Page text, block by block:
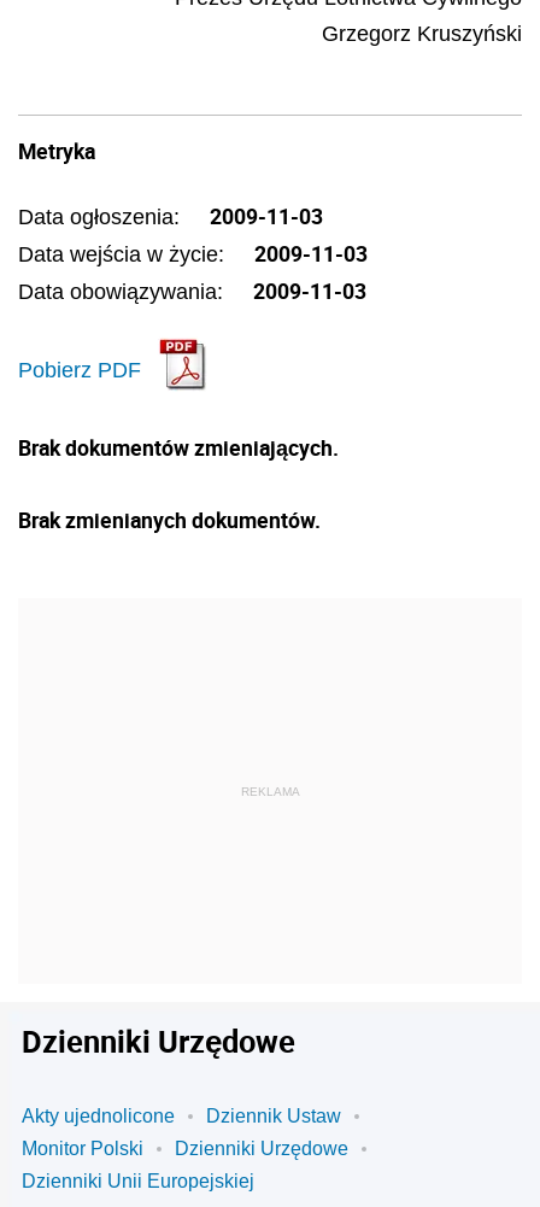
Grzegorz Kruszyński
Metryka
Data ogłoszenia: 2009-11-03
Data wejścia w życie: 2009-11-03
Data obowiązywania: 2009-11-03
Pobierz PDF
Brak dokumentów zmieniających.
Brak zmienianych dokumentów.
Dzienniki Urzędowe
Akty ujednolicone
Dziennik Ustaw
Monitor Polski
Dzienniki Urzędowe
Dzienniki Unii Europejskiej